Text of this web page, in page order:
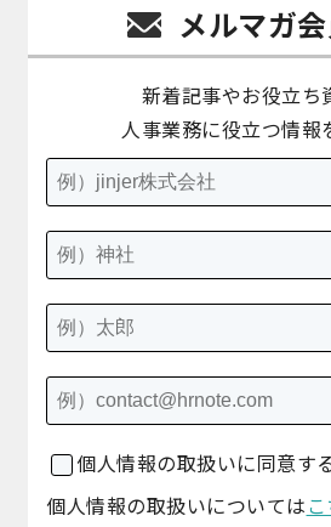
メルマガ
新着記事やお役立ち
人事業務に役立つ情報
個人情報の取扱いに同意す
個人情報の取扱いについては